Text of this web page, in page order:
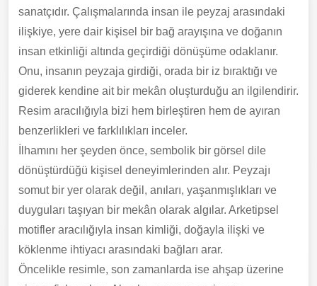
sanatçıdır. Çalışmalarında insan ile peyzaj arasındaki
ilişkiye, yere dair kişisel bir bağ arayışına ve doğanın
insan etkinliği altında geçirdiği dönüşüme odaklanır.
Onu, insanın peyzaja girdiği, orada bir iz bıraktığı ve
giderek kendine ait bir mekân oluşturduğu an ilgilendirir.
Resim aracılığıyla bizi hem birleştiren hem de ayıran
benzerlikleri ve farklılıkları inceler.
İlhamını her şeyden önce, sembolik bir görsel dile
dönüştürdüğü kişisel deneyimlerinden alır. Peyzajı
somut bir yer olarak değil, anıları, yaşanmışlıkları ve
duyguları taşıyan bir mekân olarak algılar. Arketipsel
motifler aracılığıyla insan kimliği, doğayla ilişki ve
köklenme ihtiyacı arasındaki bağları arar.
Öncelikle resimle, son zamanlarda ise ahşap üzerine